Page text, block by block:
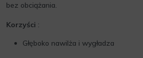
bez obciążania.
Korzyści :
Głęboko nawilża i wygładza